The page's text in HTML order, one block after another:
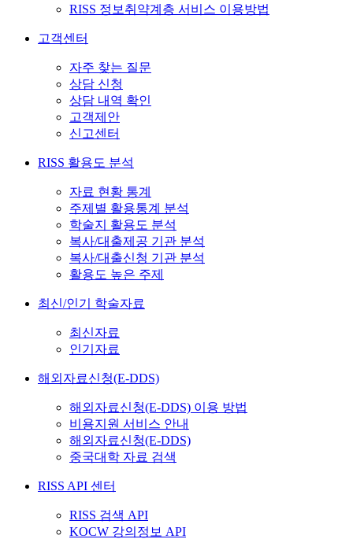
RISS 정보취약계층 서비스 이용방법
고객센터
자주 찾는 질문
상담 신청
상담 내역 확인
고객제안
신고센터
RISS 활용도 분석
자료 현황 통계
주제별 활용통계 분석
학술지 활용도 분석
복사/대출제공 기관 분석
복사/대출신청 기관 분석
활용도 높은 주제
최신/인기 학술자료
최신자료
인기자료
해외자료신청(E-DDS)
해외자료신청(E-DDS) 이용 방법
비용지원 서비스 안내
해외자료신청(E-DDS)
중국대학 자료 검색
RISS API 센터
RISS 검색 API
KOCW 강의정보 API